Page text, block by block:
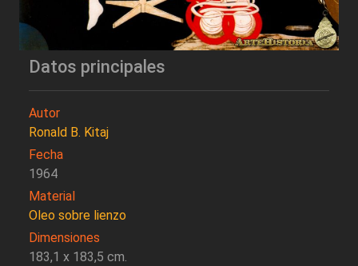
Datos principales
Autor
Ronald B. Kitaj
Fecha
1964
Material
Oleo sobre lienzo
Dimensiones
183,1 x 183,5 cm.